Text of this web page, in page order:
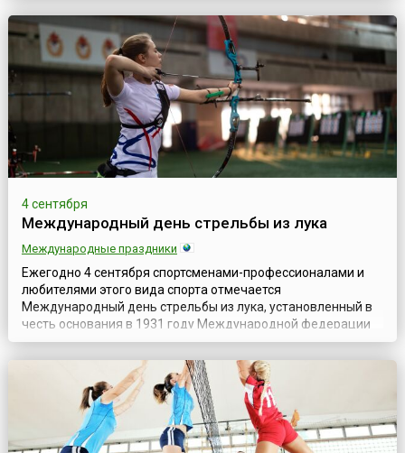
инициативе Всемирной федерации тхэквондо в 2006 году,
а датой праздника выбрано 4 сентября в связи с тем, что в
этот день в 1994 году, по решению Меж...
4 сентября
Международный день стрельбы из лука
Международные праздники
Ежегодно 4 сентября спортсменами-профессионалами и
любителями этого вида спорта отмечается
Международный день стрельбы из лука, установленный в
честь основания в 1931 году Международной федерации
стрельбы из лука (фр. Fédération Internationale de Tir à l'Arc,
FITA), которая в настоящее время объединяет более 160
национальных федераций. Известно, что лук и стрелы были
изобретены еще в каменном ...